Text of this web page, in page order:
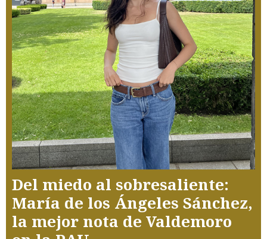
Del miedo al sobresaliente:
María de los Ángeles Sánchez,
la mejor nota de Valdemoro